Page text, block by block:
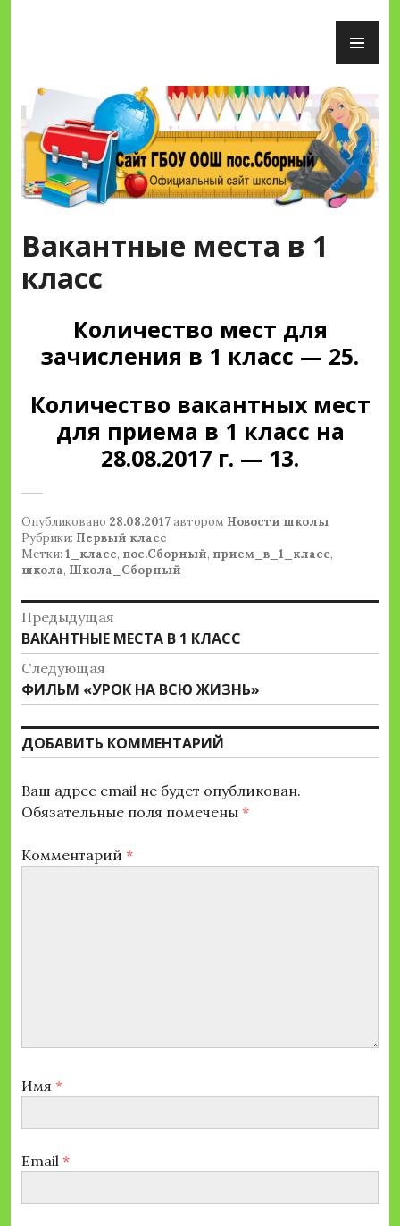
Сайт ГБОУ ООШ пос.Сборный
Вакантные места в 1
класс
Количество мест для
зачисления в 1 класс — 25.
Количество вакантных мест
для приема в 1 класс на
28.08.2017 г. — 13.
Опубликовано 28.08.2017автором Новости школы
Рубрики: Первый класс
Метки: 1_класс, пос.Сборный, прием_в_1_класс,
школа, Школа_Сборный
Навигация
по
записям
Предыдущая
Предыдущая
запись:
ВАКАНТНЫЕ МЕСТА В 1 КЛАСС
Следующая
Следующая
запись:
ФИЛЬМ «УРОК НА ВСЮ ЖИЗНЬ»
ДОБАВИТЬ КОММЕНТАРИЙ
Ваш адрес email не будет опубликован.
Обязательные поля помечены *
Комментарий *
Имя *
Email *